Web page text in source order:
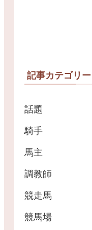
記事カテゴリー
話題
騎手
馬主
調教師
競走馬
競馬場